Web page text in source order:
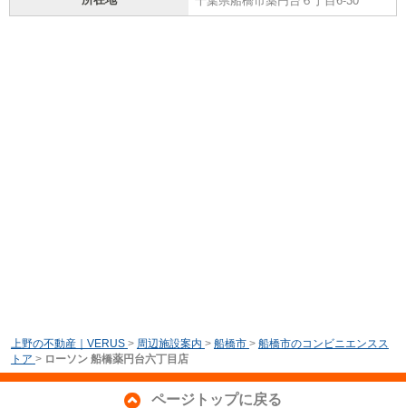
上野の不動産｜VERUS > 周辺施設案内 > 船橋市 > 船橋市のコンビニエンスス
トア > ローソン 船橋薬円台六丁目店
ページトップに戻る